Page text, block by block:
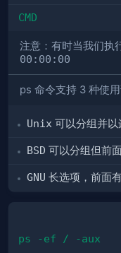
CMD
注意：有时当我们执
00:00:00
ps 命令支持 3 种使
Unix 可以分组并
BSD 可以分组但前
GNU 长选项，前面
ps -ef / -aux